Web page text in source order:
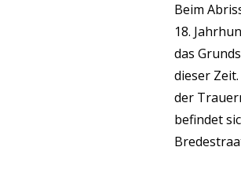
Beim
18.
das
dieser
der
befindet